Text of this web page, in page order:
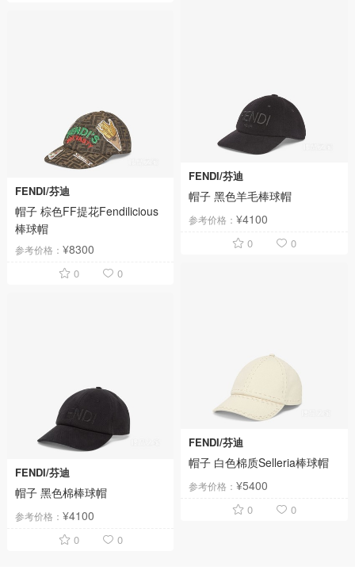
FENDI/芬迪
帽子 黑色羊毛棒球帽
参考价格：¥4100
0 0
FENDI/芬迪
帽子 棕色FF提花Fendilicious
棒球帽
参考价格： ¥8300
0 0
FENDI/芬迪
帽子 白色棉质Selleria棒球帽
参考价格：¥5400
0 0
FENDI/芬迪
帽子 黑色棉棒球帽
参考价格： ¥4100
0 0